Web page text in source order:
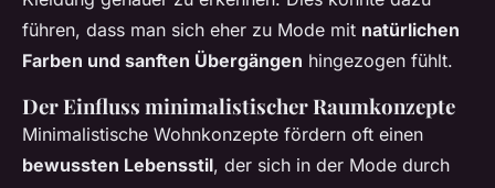
führen, dass man sich eher zu Mode mit natürlichen
Farben und sanften Übergängen hingezogen fühlt.
Der Einfluss minimalistischer Raumkonzepte
Minimalistische Wohnkonzepte fördern oft einen
bewussten Lebensstil, der sich in der Mode durch